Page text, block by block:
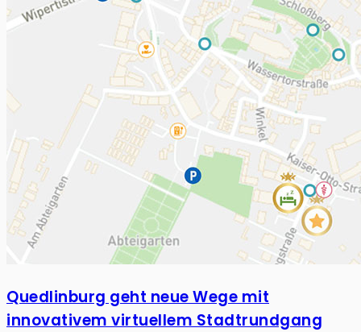
Quedlinburg geht neue Wege mit
innovativem virtuellem Stadtrundgang